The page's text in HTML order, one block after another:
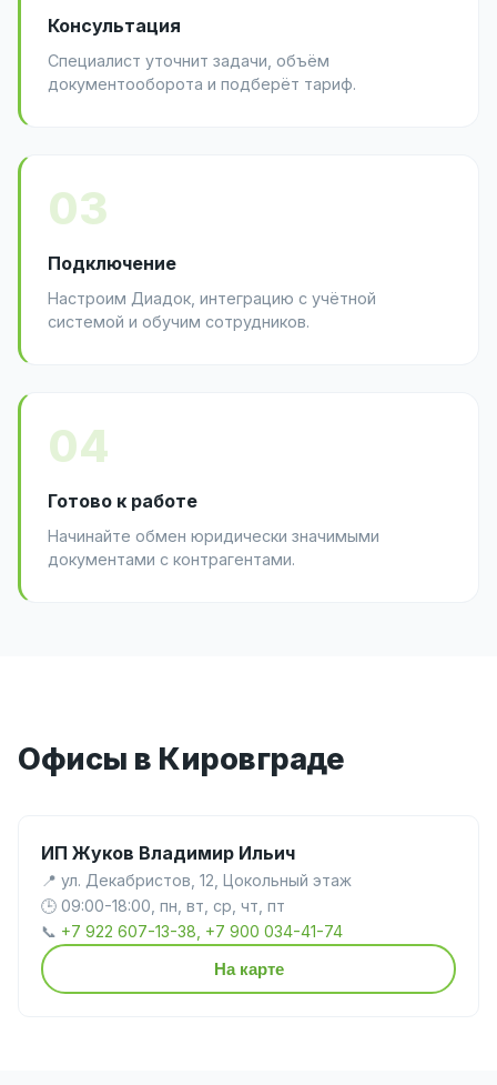
Консультация
Специалист уточнит задачи, объём
документооборота и подберёт тариф.
03
Подключение
Настроим Диадок, интеграцию с учётной
системой и обучим сотрудников.
04
Готово к работе
Начинайте обмен юридически значимыми
документами с контрагентами.
Офисы в Кировграде
ИП Жуков Владимир Ильич
📍 ул. Декабристов, 12, Цокольный этаж
🕒 09:00-18:00, пн, вт, ср, чт, пт
📞 +7 922 607-13-38, +7 900 034-41-74
На карте